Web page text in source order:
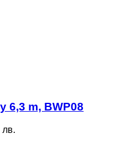
6,3 m, BWP08
лв.